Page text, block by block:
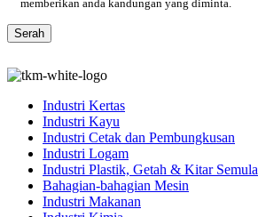
memberikan anda kandungan yang diminta.
Industri Kertas
Industri Kayu
Industri Cetak dan Pembungkusan
Industri Logam
Industri Plastik, Getah & Kitar Semula
Bahagian-bahagian Mesin
Industri Makanan